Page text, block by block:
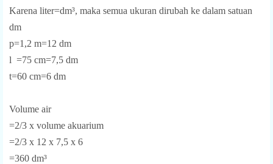
Karena liter=dm³, maka semua ukuran dirubah ke dalam satuan
dm
p=1,2 m=12 dm
l =75 cm=7,5 dm
t=60 cm=6 dm
Volume air
=2/3 x volume akuarium
=2/3 x 12 x 7,5 x 6
=360 dm³